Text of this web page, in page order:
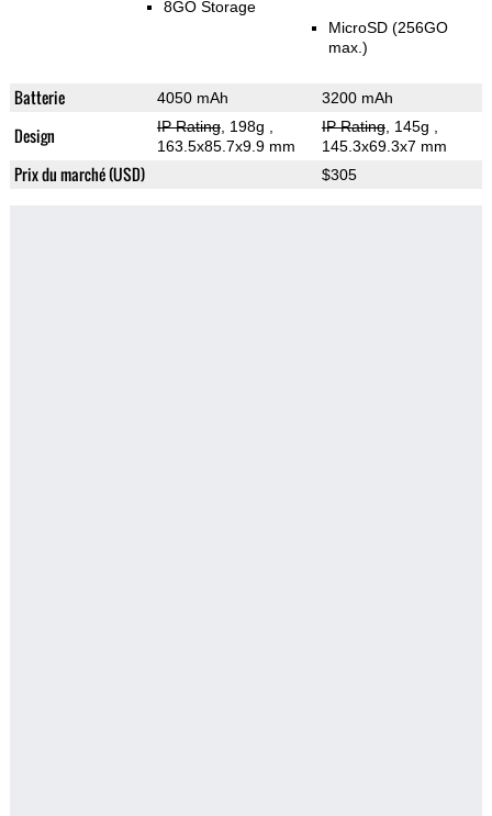
8GO Storage
MicroSD (256GO
max.)
Batterie 4050 mAh 3200 mAh
Design IP Rating, 198g
163.5x85.7x9.9 mm
IP Rating, 145g
145.3x69.3x7 mm
Prix du marché (USD) $305